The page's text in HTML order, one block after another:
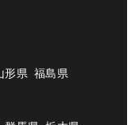
形県 福島県